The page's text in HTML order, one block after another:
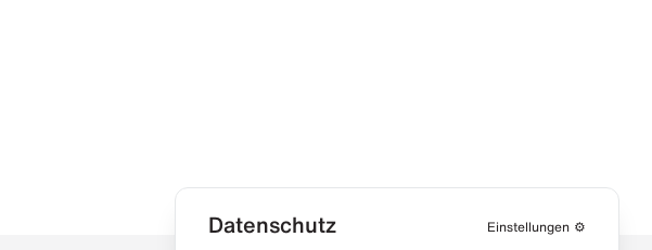
Datenschutz Einstellungen ⚙️